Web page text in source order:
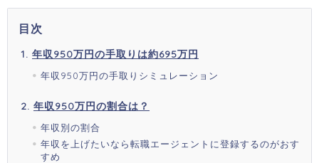
目次
年収950万円の手取りは約695万円
年収950万円の手取りシミュレーション
年収950万円の割合は？
年収別の割合
年収を上げたいなら転職エージェントに登録するのがおす
すめ